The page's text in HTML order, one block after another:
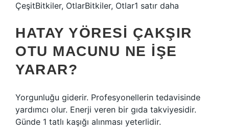
ÇeşitBitkiler, OtlarBitkiler, Otlar1 satır daha
HATAY YÖRESI ÇAKŞIR
OTU MACUNU NE IŞE
YARAR?
Yorgunluğu giderir. Profesyonellerin tedavisinde
yardımcı olur. Enerji veren bir gıda takviyesidir.
Günde 1 tatlı kaşığı alınması yeterlidir.